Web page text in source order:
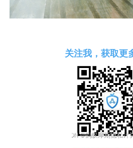
关注我，获取更